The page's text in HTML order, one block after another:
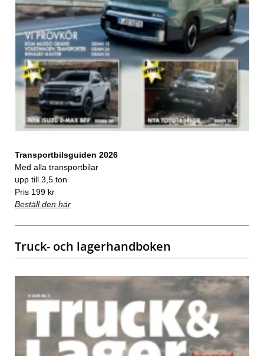
Transportbilsguiden 2026
Med alla transportbilar
upp till 3,5 ton
Pris 199 kr
Beställ den här
Truck- och lagerhandboken